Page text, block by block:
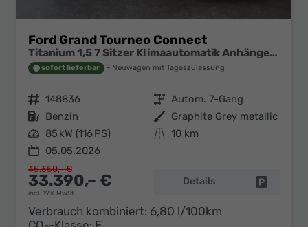
Ford Grand Tourneo Connect
Titanium 1,5 7 Sitzer Klimaautomatik Anhängerkupplung Sitzheizung Einparkhilfe Kamera 17 Zoll Leichtmetall ACC
sofort lieferbar Neuwagen mit Tageszulassung
Fahrzeugnr. 148836 Getriebe Autom. 7-Gang
Kraftstoff Benzin Außenfarbe Graphite Grey metallic
Leistung 85 kW (116 PS) Kilometerstand 10 km
05.05.2026
33.390,– €
incl. 19% MwSt.
45.650,– €
Details
Verbrauch kombiniert: 6,80 l/100km